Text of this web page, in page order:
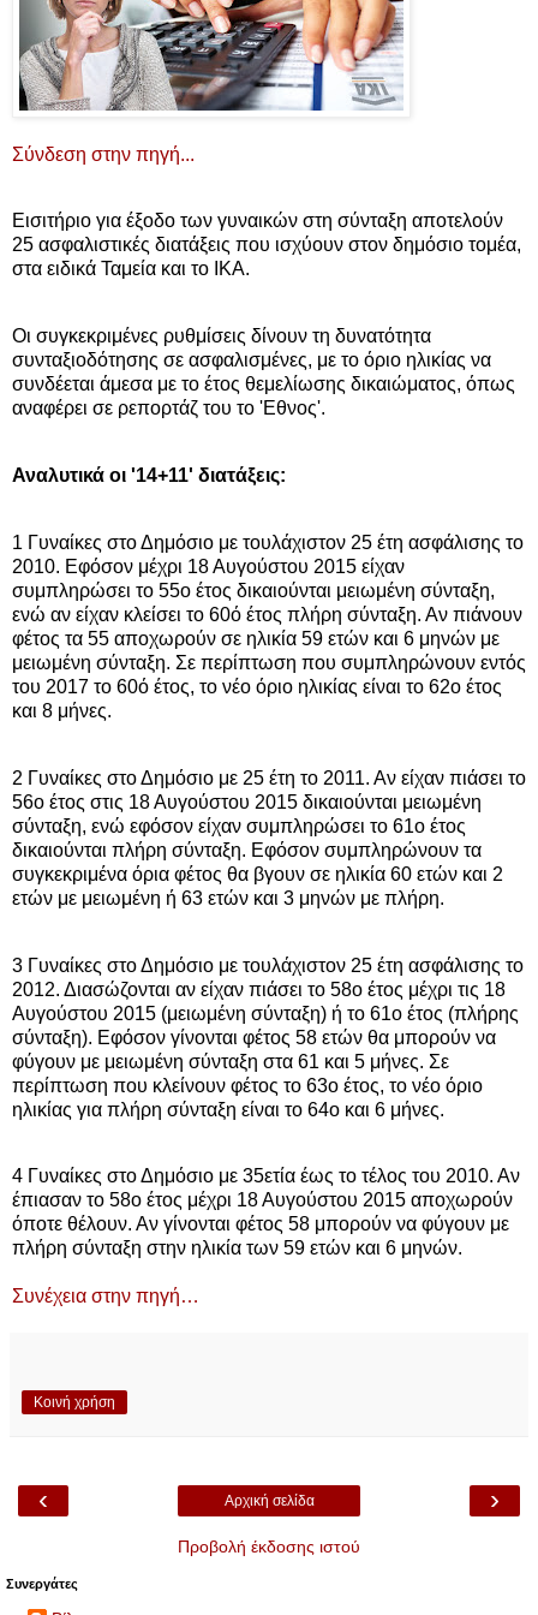
Σύνδεση στην πηγή...
Εισιτήριο για έξοδο των γυναικών στη σύνταξη αποτελούν
25 ασφαλιστικές διατάξεις που ισχύουν στον δημόσιο τομέα,
στα ειδικά Ταμεία και το ΙΚΑ.
Οι συγκεκριμένες ρυθμίσεις δίνουν τη δυνατότητα
συνταξιοδότησης σε ασφαλισμένες, με το όριο ηλικίας να
συνδέεται άμεσα με το έτος θεμελίωσης δικαιώματος, όπως
αναφέρει σε ρεπορτάζ του το 'Εθνος'.
Αναλυτικά οι '14+11' διατάξεις:
1 Γυναίκες στο Δημόσιο με τουλάχιστον 25 έτη ασφάλισης το
2010. Εφόσον μέχρι 18 Αυγούστου 2015 είχαν
συμπληρώσει το 55ο έτος δικαιούνται μειωμένη σύνταξη,
ενώ αν είχαν κλείσει το 60ό έτος πλήρη σύνταξη. Αν πιάνουν
φέτος τα 55 αποχωρούν σε ηλικία 59 ετών και 6 μηνών με
μειωμένη σύνταξη. Σε περίπτωση που συμπληρώνουν εντός
του 2017 το 60ό έτος, το νέο όριο ηλικίας είναι το 62ο έτος
και 8 μήνες.
2 Γυναίκες στο Δημόσιο με 25 έτη το 2011. Αν είχαν πιάσει το
56ο έτος στις 18 Αυγούστου 2015 δικαιούνται μειωμένη
σύνταξη, ενώ εφόσον είχαν συμπληρώσει το 61ο έτος
δικαιούνται πλήρη σύνταξη. Εφόσον συμπληρώνουν τα
συγκεκριμένα όρια φέτος θα βγουν σε ηλικία 60 ετών και 2
ετών με μειωμένη ή 63 ετών και 3 μηνών με πλήρη.
3 Γυναίκες στο Δημόσιο με τουλάχιστον 25 έτη ασφάλισης το
2012. Διασώζονται αν είχαν πιάσει το 58ο έτος μέχρι τις 18
Αυγούστου 2015 (μειωμένη σύνταξη) ή το 61ο έτος (πλήρης
σύνταξη). Εφόσον γίνονται φέτος 58 ετών θα μπορούν να
φύγουν με μειωμένη σύνταξη στα 61 και 5 μήνες. Σε
περίπτωση που κλείνουν φέτος το 63ο έτος, το νέο όριο
ηλικίας για πλήρη σύνταξη είναι το 64ο και 6 μήνες.
4 Γυναίκες στο Δημόσιο με 35ετία έως το τέλος του 2010. Αν
έπιασαν το 58ο έτος μέχρι 18 Αυγούστου 2015 αποχωρούν
όποτε θέλουν. Αν γίνονται φέτος 58 μπορούν να φύγουν με
πλήρη σύνταξη στην ηλικία των 59 ετών και 6 μηνών.
Συνέχεια στην πηγή…
Κοινή χρήση
‹ ›
Αρχική σελίδα
Προβολή έκδοσης ιστού
Συνεργάτες